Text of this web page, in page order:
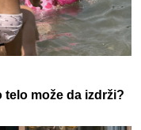
može da izdrži?